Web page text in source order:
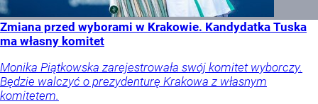
Zmiana przed wyborami w Krakowie. Kandydatka Tuska
ma własny komitet
Monika Piątkowska zarejestrowała swój komitet wyborczy.
Będzie walczyć o prezydenturę Krakowa z własnym
komitetem.